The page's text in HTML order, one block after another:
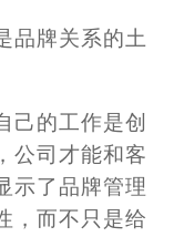
品牌关系的土
己的工作是创
公司才能和客
示了品牌管理
，而不只是给